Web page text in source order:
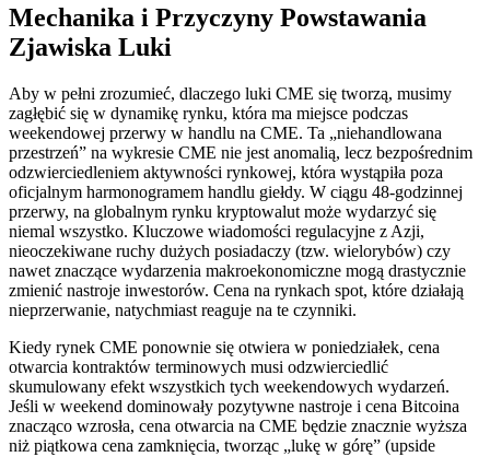
Mechanika i Przyczyny Powstawania
Zjawiska Luki
Aby w pełni zrozumieć, dlaczego luki CME się tworzą, musimy
zagłębić się w dynamikę rynku, która ma miejsce podczas
weekendowej przerwy w handlu na CME. Ta „niehandlowana
przestrzeń” na wykresie CME nie jest anomalią, lecz bezpośrednim
odzwierciedleniem aktywności rynkowej, która wystąpiła poza
oficjalnym harmonogramem handlu giełdy. W ciągu 48-godzinnej
przerwy, na globalnym rynku kryptowalut może wydarzyć się
niemal wszystko. Kluczowe wiadomości regulacyjne z Azji,
nieoczekiwane ruchy dużych posiadaczy (tzw. wielorybów) czy
nawet znaczące wydarzenia makroekonomiczne mogą drastycznie
zmienić nastroje inwestorów. Cena na rynkach spot, które działają
nieprzerwanie, natychmiast reaguje na te czynniki.
Kiedy rynek CME ponownie się otwiera w poniedziałek, cena
otwarcia kontraktów terminowych musi odzwierciedlić
skumulowany efekt wszystkich tych weekendowych wydarzeń.
Jeśli w weekend dominowały pozytywne nastroje i cena Bitcoina
znacząco wzrosła, cena otwarcia na CME będzie znacznie wyższa
niż piątkowa cena zamknięcia, tworząc „lukę w górę” (upside